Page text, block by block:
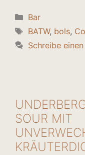
Kategorien
Bar
Schlagwörter
BATW, bols,
Schreibe
SOUR MIT